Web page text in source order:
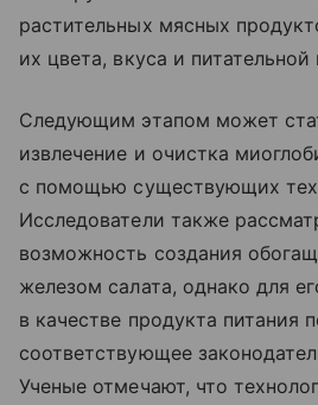
растительных мясных
их цвета, вкуса и питательной
Следующим этапом может
извлечение и очистка
с помощью существующих
Исследователи также
возможность создания
железом салата, однако для
в качестве продукта питания
соответствующее
Ученые отмечают, что